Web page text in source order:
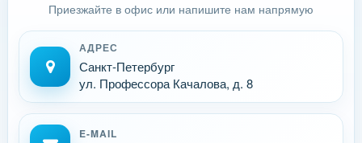
Приезжайте в офис или напишите нам напрямую
АДРЕС
Санкт-Петербург
ул. Профессора Качалова, д. 8
E-MAIL